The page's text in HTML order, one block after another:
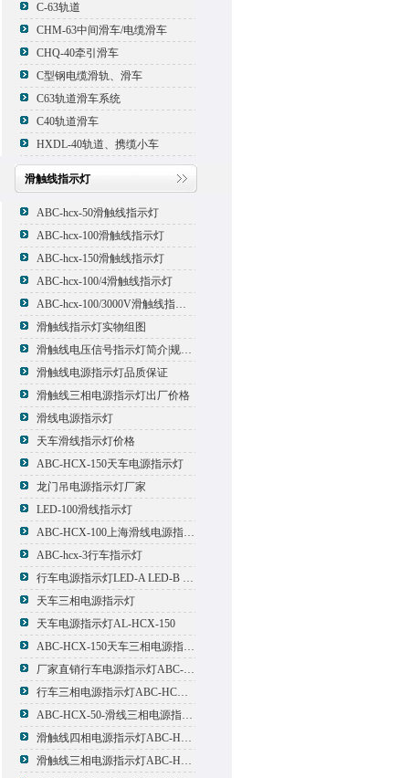
C-63轨道
CHM-63中间滑车/电缆滑车
CHQ-40牵引滑车
C型钢电缆滑轨、滑车
C63轨道滑车系统
C40轨道滑车
HXDL-40轨道、携缆小车
滑触线指示灯
ABC-hcx-50滑触线指示灯
ABC-hcx-100滑触线指示灯
ABC-hcx-150滑触线指示灯
ABC-hcx-100/4滑触线指示灯
ABC-hcx-100/3000V滑触线指示灯
滑触线指示灯实物组图
滑触线电压信号指示灯简介|规格|型号
滑触线电源指示灯品质保证
滑触线三相电源指示灯出厂价格
滑线电源指示灯
天车滑线指示灯价格
ABC-HCX-150天车电源指示灯
龙门吊电源指示灯厂家
LED-100滑线指示灯
ABC-HCX-100上海滑线电源指示灯厂家
ABC-hcx-3行车指示灯
行车电源指示灯LED-A LED-B LED-C
天车三相电源指示灯
天车电源指示灯AL-HCX-150
ABC-HCX-150天车三相电源指示灯出厂价格
厂家直销行车电源指示灯ABC-HCX-150
行车三相电源指示灯ABC-HCX-150
ABC-HCX-50-滑线三相电源指示灯厂家
滑触线四相电源指示灯ABC-HCX-100/4
滑触线三相电源指示灯ABC-HCX-100